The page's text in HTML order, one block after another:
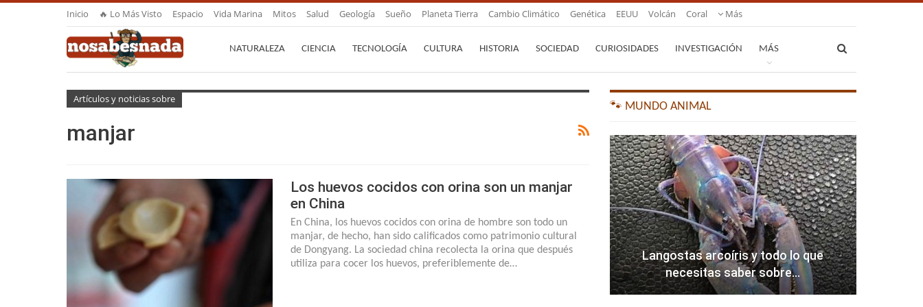
Inicio 🔥 Lo Más Visto Espacio Vida Marina Mitos Salud Geología Sueño Planeta Tierra Cambio Climático Genética EEUU Volcán Coral Más
NATURALEZA CIENCIA TECNOLOGÍA CULTURA HISTORIA SOCIEDAD CURIOSIDADES INVESTIGACIÓN MÁS
Artículos y noticias sobre
manjar
Los huevos cocidos con orina son un manjar
en China
En China, los huevos cocidos con orina de hombre son todo un
manjar, de hecho, han sido calificados como patrimonio cultural
de Dongyang. La sociedad china recolecta la orina que después
utiliza para cocer los huevos, preferiblemente de…
🐾 MUNDO ANIMAL
Langostas arcoíris y todo lo que
necesitas saber sobre…